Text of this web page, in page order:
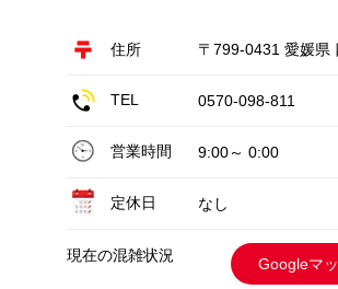
住所 〒799-0431 愛媛県
TEL 0570-098-811
営業時間 9:00～ 0:00
定休日 なし
現在の混雑状況 Googleマ